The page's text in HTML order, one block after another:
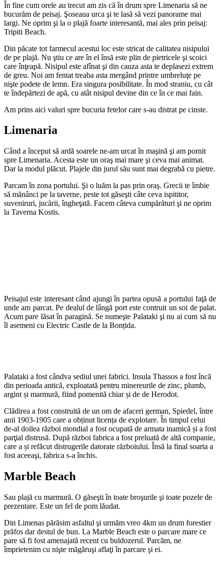
În fine cum orele au trecut am zis că în drum spre Limenaria să ne
bucurăm de peisaj. Şoseaua urca şi te lasă să vezi panorame mai
largi. Ne oprim şi la o plajă foarte interesantă, mai ales prin peisaj:
Tripiti Beach.
Din păcate tot farmecul acestui loc este stricat de calitatea nisipului
de pe plajă. Nu ştiu ce are în el însă este plin de pietricele şi scoici
care înţeapă. Nisipul este afînat şi din cauza asta te deplasezi extrem
de greu. Noi am fentat treaba asta mergând printre umbreluţe pe
nişte podete de lemn. Era singura posibilitate. În mod straniu, cu cât
te îndepărtezi de apă, cu atât nisipul devine din ce în ce mai fain.
Am prins aici valuri spre bucuria fetelor care s-au distrat pe cinste.
Limenaria
Când a început să ardă soarele ne-am urcat în maşină şi am pornit
spre Limenaria. Acesta este un oraş mai mare şi ceva mai animat.
Dar la modul plăcut. Plajele din jurul său sunt mai degrabă cu pietre.
Parcam în zona portului. Şi o luăm la pas prin oraş. Grecii te îmbie
să mănânci pe la taverne, peste tot găseşti câte ceva ispititor,
suveniruri, jucării, îngheţată. Facem câteva cumpărături şi ne oprim
la Taverna Kostis.
Peisajul este interesant când ajungi în partea opusă a portului faţă de
unde am parcat. Pe dealul de lângă port este contruit un soi de palat.
Acum pare lăsat în paragină. Se numeşte Palataki şi nu ai cum să nu
îl asemeni cu Electric Castle de la Bonțida.
Palataki a fost cândva sediul unei fabrici. Insula Thassos a fost încă
din perioada antică, exploatată pentru minereurile de zinc, plumb,
argint și marmură, fiind pomenită chiar și de de Herodot.
Clădirea a fost construită de un om de afaceri german, Spiedel, între
anii 1903-1905 care a obținut licența de explotare. În timpul celui
de-al doilea război mondial a fost ocupată de armata inamică și a fost
parţial distrusă. După război fabrica a fost preluată de altă companie,
care a și refăcut distrugerile datorate războiului. Însă la final soarta a
fost aceeaşi, fabrica s-a închis.
Marble Beach
Sau plajă cu marmură. O găseşti în toate broşurile şi toate pozele de
prezentare. Este un fel de pom lăudat.
Din Limenas părăsim asfaltul şi urmăm vreo 4km un drum forestier
prăfos dar destul de bun. La Marble Beach este o parcare mare ce
pare să fi fost amenajată recent cu buldozerul. Parcăm, ne
împrietenim cu nişte măgăruşi aflaţi în parcare şi ei.